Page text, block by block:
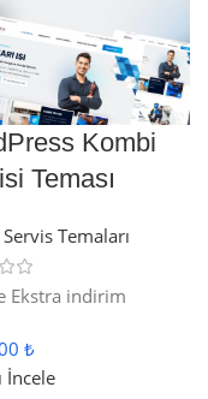
Kombi
Teması
Temaları
Ekstra indirim
₺
İncele